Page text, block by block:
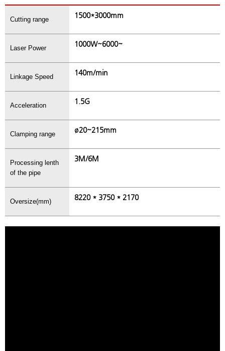
Cutting range
1500*3000mm
Laser Power
1000W~6000~
Linkage Speed
140m/min
Acceleration
1.5G
Clamping range
ø20~215mm
Processing lenth
of the pipe
3M/6M
Oversize(mm)
8220 * 3750 * 2170